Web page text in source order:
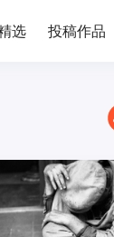
选 投稿作品